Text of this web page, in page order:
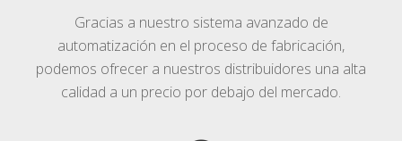
Gracias a nuestro sistema avanzado de
automatización en el proceso de fabricación,
podemos ofrecer a nuestros distribuidores una alta
calidad a un precio por debajo del mercado.